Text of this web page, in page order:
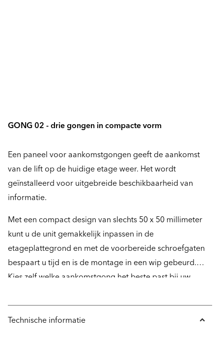
GONG 02 - drie gongen in compacte vorm
Een paneel voor aankomstgongen geeft de aankomst
van de lift op de huidige etage weer. Het wordt
geïnstalleerd voor uitgebreide beschikbaarheid van
informatie.
Met een compact design van slechts 50 x 50 millimeter
kunt u de unit gemakkelijk inpassen in de
etageplattegrond en met de voorbereide schroefgaten
bespaart u tijd en is de montage in een wip gebeurd.
Kies zelf welke aankomstgong het beste past bij uw
het volume in de gong gemakkelijk kan worden
aangepast met de ingebouwde potentiometer.
Technische informatie